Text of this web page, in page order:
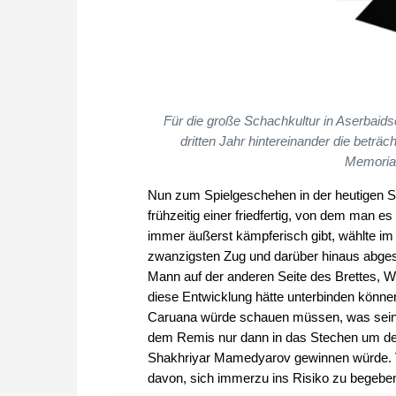
Für die große Schachkultur in
dritten Jahr hintereinander die
Nun zum Spielgeschehen in der heutigen
frühzeitig einer friedfertig, von dem man
immer äußerst kämpferisch gibt, wählte
zwanzigsten Zug und darüber hinaus
Mann auf der anderen Seite des Brettes,
diese Entwicklung hätte unterbinden
Caruana würde schauen müssen, was
dem Remis nur dann in das Stechen um
Shakhriyar Mamedyarov gewinnen
davon, sich immerzu ins Risiko zu